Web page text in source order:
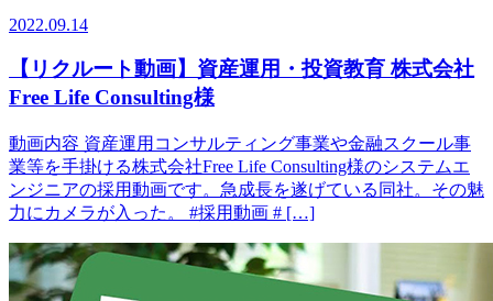
2022.09.14
【リクルート動画】資産運用・投資教育 株式会社
Free Life Consulting様
動画内容 資産運用コンサルティング事業や金融スクール事
業等を手掛ける株式会社Free Life Consulting様のシステムエ
ンジニアの採用動画です。急成長を遂げている同社。その魅
力にカメラが入った。 #採用動画 # […]